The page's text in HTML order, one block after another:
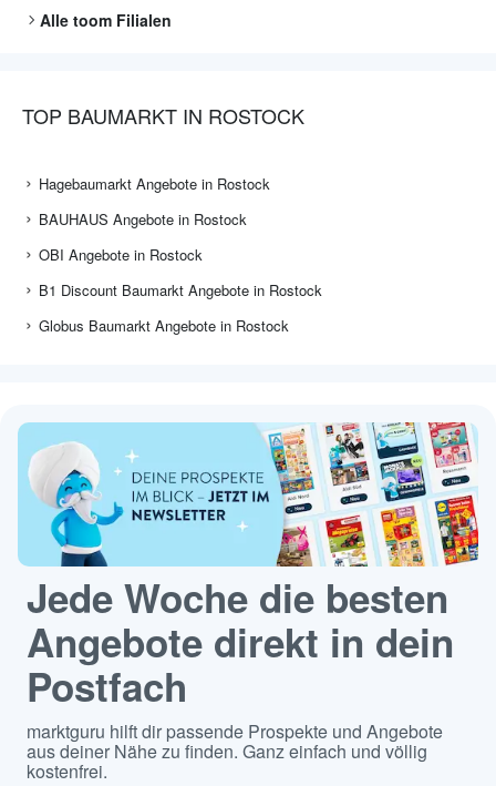
Alle toom Filialen
TOP BAUMARKT IN ROSTOCK
Hagebaumarkt Angebote in Rostock
BAUHAUS Angebote in Rostock
OBI Angebote in Rostock
B1 Discount Baumarkt Angebote in Rostock
Globus Baumarkt Angebote in Rostock
Jede Woche die besten
Angebote direkt in dein
Postfach
marktguru hilft dir passende Prospekte und Angebote
aus deiner Nähe zu finden. Ganz einfach und völlig
kostenfrei.